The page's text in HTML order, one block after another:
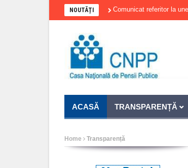
NOUTĂȚI Comunicat referitor la unele
ACASĂ TRANSPARENȚĂ
Home Transparență